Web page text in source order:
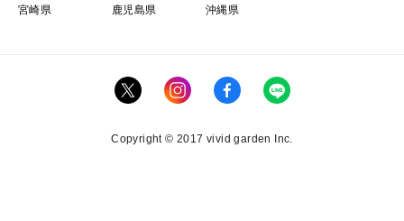
宮崎県
鹿児島県 沖縄県
Copyright © 2017 vivid garden Inc.